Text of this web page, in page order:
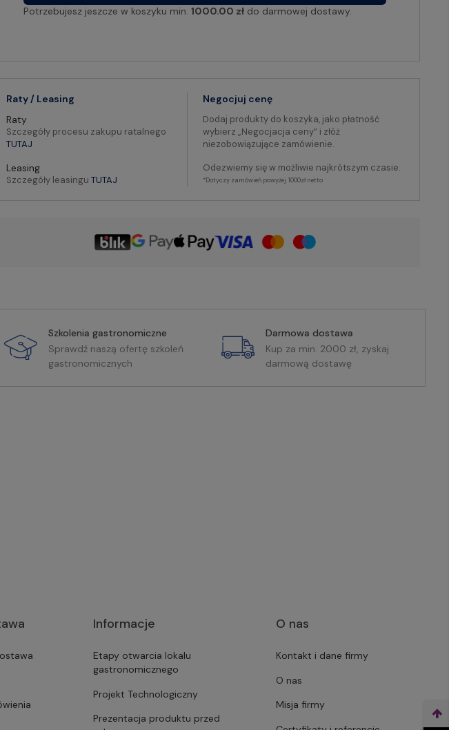
Potrzebujesz jeszcze w koszyku min. 1000.00 złdo darmowej dostawy.
Raty / Leasing
Raty
Szczegóły procesu zakupu ratalnego
TUTAJ
Leasing
Szczegóły leasinguTUTAJ
Negocjuj cenę
Dodaj produkty do koszyka, jako płatność
wybierz „Negocjacja ceny” i złóż
niezobowiązujące zamówienie.
Odezwiemy się w możliwie najkrótszym czasie.
*Dotyczy zamówień powyżej 1000zł netto
Szkolenia gastronomiczne
Sprawdź naszą ofertę szkoleń
gastronomicznych
Darmowa dostawa
Kup za min. 2000 zł, zyskaj
darmową dostawę
Informacje
Etapy otwarcia lokalu
gastronomicznego
Projekt Technologiczny
Prezentacja produktu przed
O nas
Kontakt i dane firmy
O nas
Misja firmy